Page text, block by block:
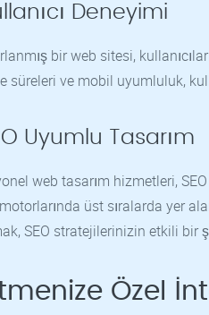
Deneyimi
bir web sitesi,
süreleri ve mobil uyumluluk,
Uyumlu Tasarım
web tasarım hizmetleri,
üst sıralarda yer
SEO stratejilerinizin etkili bir
Özel